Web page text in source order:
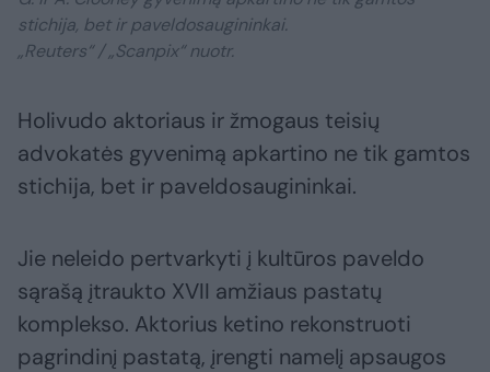
stichija, bet ir paveldosaugininkai.
„Reuters“ / „Scanpix“ nuotr.
Holivudo aktoriaus ir žmogaus teisių
advokatės gyvenimą apkartino ne tik gamtos
stichija, bet ir paveldosaugininkai.
Jie neleido pertvarkyti į kultūros paveldo
sąrašą įtraukto XVII amžiaus pastatų
komplekso. Aktorius ketino rekonstruoti
pagrindinį pastatą, įrengti namelį apsaugos